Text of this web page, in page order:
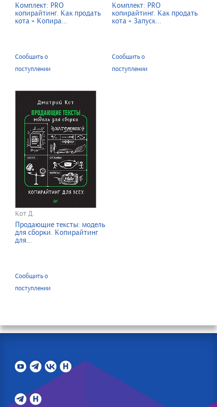
Комплект: PRO
копирайтинг. Как продать
кота + Копира...
Сообщить о
поступлении
Комплект: PRO
копирайтинг. Как продать
кота + Запуск...
Сообщить о
поступлении
Кот Д.
Продающие тексты: модель
для сборки. Копирайтинг
для...
Сообщить о
поступлении